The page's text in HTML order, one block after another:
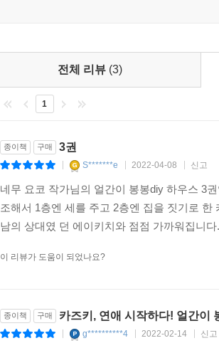
전체 리뷰 (3)
1
종이책 구매 3권
S*******e 2022-04-08 신고
네무 요코 작가님의 얼간이 봉봉diy 하우스 3
조해서 1층엔 세를 주고 2층엔 집을 짓기로
남의 상대였 던 에이키치와 점점 가까워집니
이 리뷰가 도움이 되었나요?
종이책 구매 카즈키, 연애 시작하다! 얼간이
g**********4 2022-02-14 신고